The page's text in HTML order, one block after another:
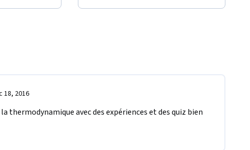
18, 2016
thermodynamique avec des expériences et des quiz bien